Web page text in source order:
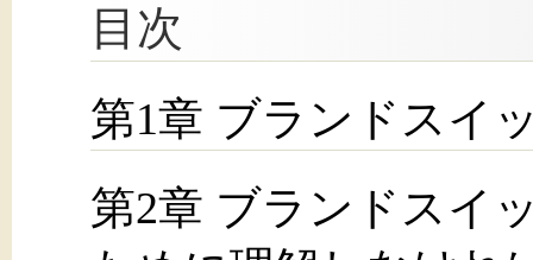
目次
第1章 ブランドスイ
第2章 ブランドスイ